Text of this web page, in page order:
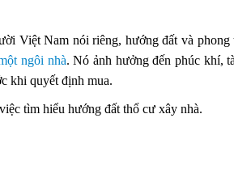
Việt Nam nói riêng, hướng đất và phong
ngôi nhà. Nó ảnh hưởng đến phúc khí,
khi quyết định mua.
tìm hiểu hướng đất thổ cư xây nhà.